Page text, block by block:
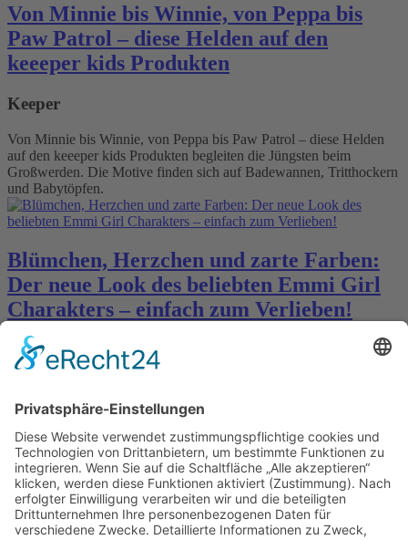
Von Minnie bis Winnie, von Peppa bis
Paw Patrol – diese Helden auf den
keeeper kids Produkten
Keeper
Von Minnie bis Winnie, von Peppa bis Paw Patrol – diese Helden
auf den keeeper kids Produkten begleiten die Jüngsten beim
Großwerden. Die Motive finden sich auf Badewannen, Tritthockern
und Babytöpfen.
Blümchen, Herzchen und zarte Farben:
Der neue Look des beliebten Emmi Girl
Charakters – einfach zum Verlieben!
Sterntaler
B2C-Onlineshop erhältlich: die
Sterntaler Kindergarten Rucksäcke und
Taschen
Sterntaler GmbH